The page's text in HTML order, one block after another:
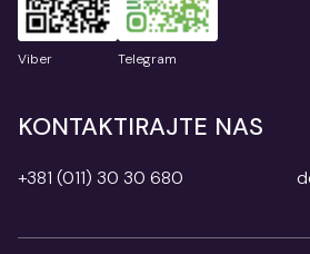
Viber Telegram
KONTAKTIRAJTE NAS
+381 (011) 30 30 680